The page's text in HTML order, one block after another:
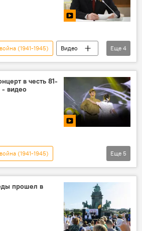
(1941-1945)
Видео
Отечественной войне
Отечественной войне
Еще 4
в честь 81-
видео
(1941-1945)
Отечественной войне
Отечественной войне
Еще 5
прошел в